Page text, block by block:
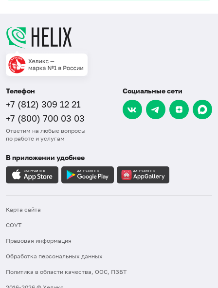
Телефон
+7 (812) 309 12 21
+7 (800) 700 03 03
Ответим на любые вопросы
по работе и услугам
Социальные сети
В приложении удобнее
Карта сайта
СОУТ
Правовая информация
Обработка персональных данных
Политика в области качества, ООС, ПЗБТ